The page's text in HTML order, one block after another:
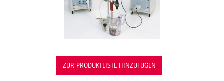
ZUR PRODUKTLISTE HINZUFÜGEN